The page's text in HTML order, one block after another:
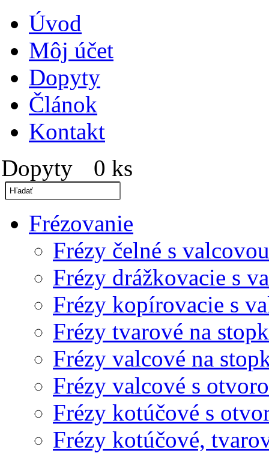
Úvod
Môj účet
Dopyty
Článok
Kontakt
Dopyty
0 ks
Frézovanie
Frézy čelné s
Frézy drážkovacie s
Frézy kopírovacie s
Frézy tvarové na
Frézy valcové na
Frézy valcové s
Frézy kotúčové s
Frézy kotúčové,